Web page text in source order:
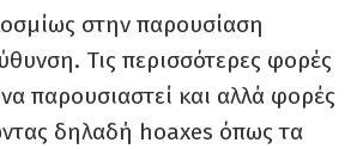
στην παρουσίαση
Τις περισσότερες φορές
παρουσιαστεί και αλλά φορές
δηλαδή hoaxes όπως τα